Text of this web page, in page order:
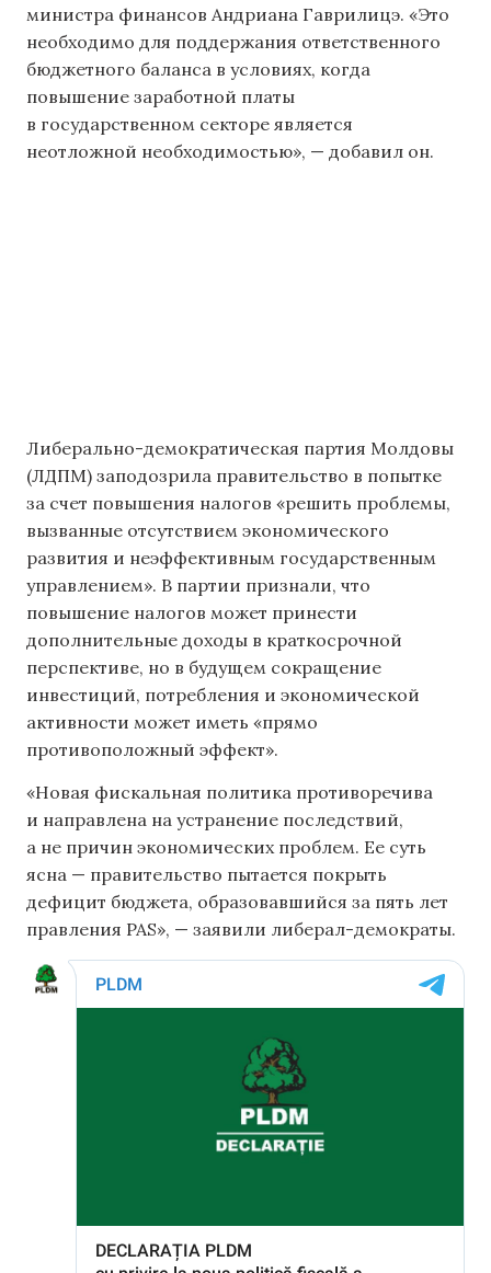
министра финансов Андриана Гаврилицэ. «Это
необходимо для поддержания ответственного
бюджетного баланса в условиях, когда
повышение заработной платы
в государственном секторе является
неотложной необходимостью», — добавил он.
Либерально-демократическая партия Молдовы
(ЛДПМ) заподозрила правительство в попытке
за счет повышения налогов «решить проблемы,
вызванные отсутствием экономического
развития и неэффективным государственным
управлением». В партии признали, что
повышение налогов может принести
дополнительные доходы в краткосрочной
перспективе, но в будущем сокращение
инвестиций, потребления и экономической
активности может иметь «прямо
противоположный эффект».
«Новая фискальная политика противоречива
и направлена ​​на устранение последствий,
а не причин экономических проблем. Ее суть
ясна — правительство пытается покрыть
дефицит бюджета, образовавшийся за пять лет
правления PAS», — заявили либерал-демократы.